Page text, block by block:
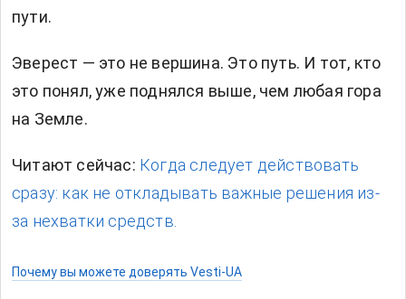
пути.
Эверест — это не вершина. Это путь. И тот, кто
это понял, уже поднялся выше, чем любая гора
на Земле.
Читают сейчас: Когда следует действовать
сразу: как не откладывать важные решения из-
за нехватки средств.
Почему вы можете доверять Vesti-UA